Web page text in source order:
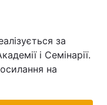
за
і Семінарії.
на